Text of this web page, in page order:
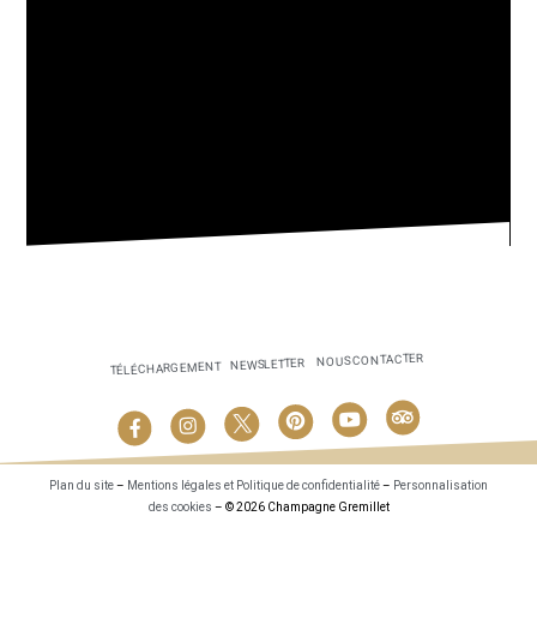
TÉLÉCHARGEMENT NEWSLETTER NOUS CONTACTER
Plan du site– Mentions légales et Politique de confidentialité– Personnalisation
des cookies – © 2026 Champagne Gremillet